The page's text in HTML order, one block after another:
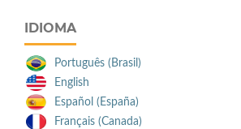
IDIOMA
Português (Brasil)
English
Español (España)
Français (Canada)